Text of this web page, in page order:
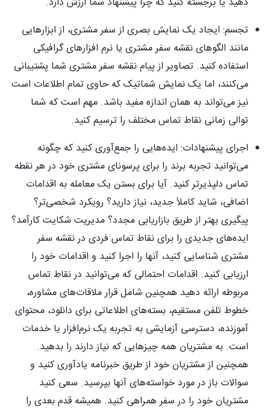
تجسم: ایجاد یک نمایش بصری از سفر مشتری، از ابزارهایی
مانند الگوهای نقشه سفر مشتری یا نرم افزارهای گرافیکی
استفاده کنید. تصاویر از پیام نقشه سفر مشتری شما پشتیبانی
می‌کنند، اما یک نمایش شماتیک که حاوی تمام اطلاعات است
نیز می‌تواند به همان اندازه مفید باشد. مهم است که شما
توالی زمانی نقاط تماس مختلف را ترسیم کنید.
اجرای پیشنهادات: ایده‌هایی را جمع‌آوری کنید که چگونه
می‌توانید تجربه برند را برای پرسونای مشتری خود در هر نقطه
تماس دلپذیرتر کنید. آیا برای بستن یک معامله به اقدامات
اضافی، شاید کاملاً جدید، نیاز دارید؟ رویکرد شخصی‌تر؟
پیگیری بهتر از طریق بازاریابی مجدد؟ مدیریت شکایت کارآمد؟
ایده‌های جدیدی را برای نقاط تماس فردی در نقشه سفر
مشتری شناسایی کنید، آنها را اجرا کنید و اقدامات خود را
ارزیابی کنید. اقدامات احتمالی که می‌توانید در نقاط تماس
مربوطه ارائه دهید همچنین شامل قرار ملاقات‌های مشاوره،
خطوط تلفن مستقیم، بسته‌های اطلاعاتی برای دانلود، محتوای
آموزنده، دسترسی آزمایشی به تجربه یک نرم‌افزار یا خدمات
است. به مشتریان همه چیزهایی که نیاز دارند را بدهید.
همچنین از مشتریان خود از طریق خبرنامه یادآوری کنید و
سوالات باز در مورد خواسته‌های آنها بپرسید. سعی کنید
مشتریان خود را در سفر همراهی کنید. همیشه قدم بعدی را